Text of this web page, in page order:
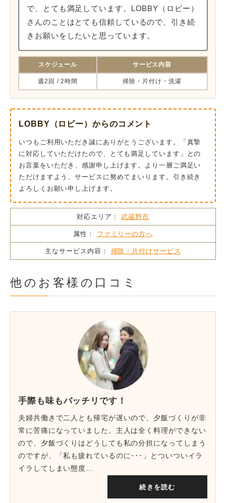
で、とても満足しています。LOBBY（ロビー）
さんのことはとても信頼しているので、引き続
きお願いをしたいと思っています。
スケジュール サービス内容
週2回 / 2時間 掃除・片付け・洗濯
LOBBY（ロビー）からのコメント
いつもご利用いただき誠にありがとうございます。「真摯
に対応していただけたので、とても満足しています」との
お言葉をいただき、感謝申し上げます。より一層ご満足い
ただけますよう、サービスに努めてまいります。引き続き
よろしくお願い申し上げます。
対応エリア： 武蔵野市
属性： ファミリーの方へ
主なサービス内容： 掃除・片付けサービス
他のお客様の口コミ
手際も味もバッチリです！
夫婦共働きで二人とも帰宅が遅いので、夕飯づくりが非
常に苦痛になっていました。主人は全く料理ができない
ので、夕飯づくりはどうしても私の分担になってしまう
のですが、「私も疲れているのに･･･」とついついイラ
イラしてしまい態度…
続きを読む